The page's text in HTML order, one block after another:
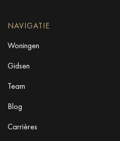
NAVIGATIE
Woningen
Gidsen
Team
Blog
Carrières